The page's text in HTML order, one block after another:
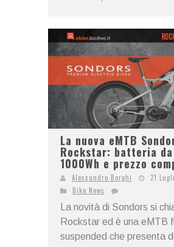
La nuova eMTB
Rockstar: batteria da
1000Wh e prezzo
Alessandro Borghi
21
Bike News
La novità di Sondors si
Rockstar ed è una eMTB
suspended che presenta